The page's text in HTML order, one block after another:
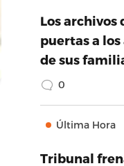
Los archivos
puertas a
de sus
0
Última Hora
Tribunal